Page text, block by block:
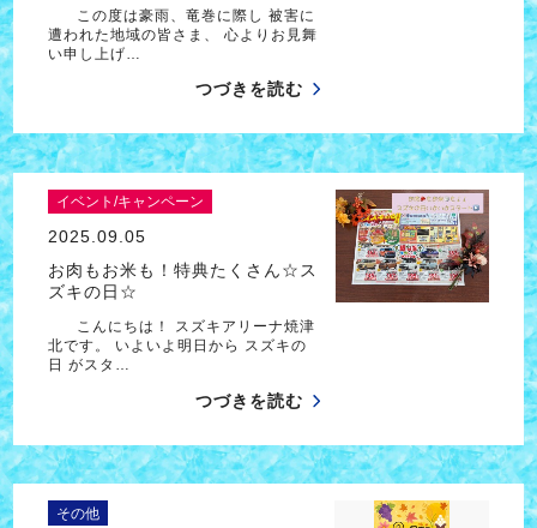
この度は豪雨、竜巻に際し 被害に
遭われた地域の皆さま、 心よりお見舞
い申し上げ…
つづきを読む
イベント/キャンペーン
2025.09.05
お肉もお米も！特典たくさん☆ス
ズキの日☆
こんにちは！ スズキアリーナ焼津
北です。 いよいよ明日から スズキの
日 がスタ…
つづきを読む
その他